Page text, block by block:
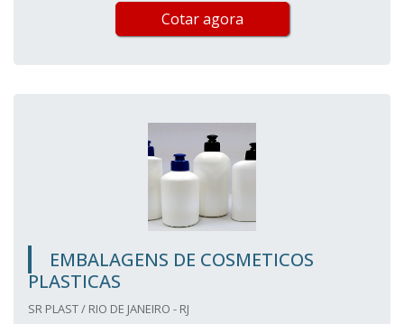
Cotar agora
EMBALAGENS DE COSMETICOS
PLASTICAS
SR PLAST / RIO DE JANEIRO - RJ